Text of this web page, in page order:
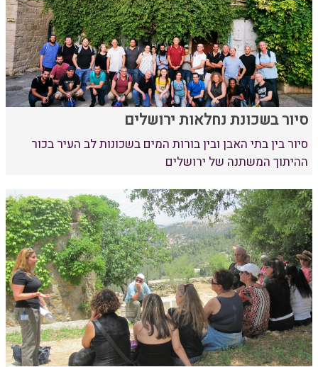
סיור בשכונת נחלאות ירושלים
סיור בין בתי האבן ובין בורות המים בשכונות לב העיר בכור
ההיתוך המשתנה של ירושלים